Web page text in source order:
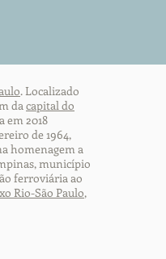
. Localizado
dacapital do
em 2018
de 1964,
homenagem a
município
ferroviária ao
Rio-São Paulo,